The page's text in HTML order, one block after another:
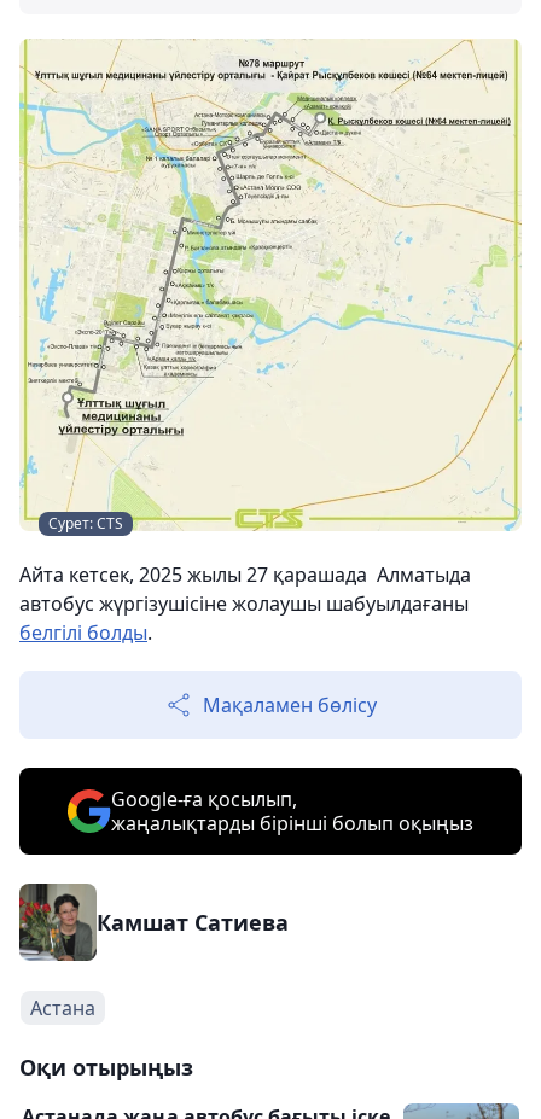
Сурет: CTS
Айта кетсек, 2025 жылы 27 қарашада Алматыда
автобус жүргізушісіне жолаушы шабуылдағаны
белгілі болды.
Мақаламен бөлісу
Google-ға қосылып,
жаңалықтарды бірінші болып оқыңыз
Камшат Сатиева
Астана
Оқи отырыңыз